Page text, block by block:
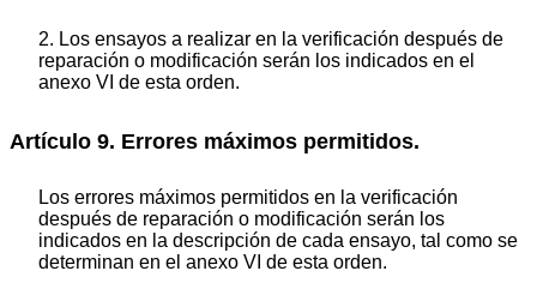
2. Los ensayos a realizar en la verificación después de
reparación o modificación serán los indicados en el
anexo VI de esta orden.
Artículo 9. Errores máximos permitidos.
Los errores máximos permitidos en la verificación
después de reparación o modificación serán los
indicados en la descripción de cada ensayo, tal como se
determinan en el anexo VI de esta orden.